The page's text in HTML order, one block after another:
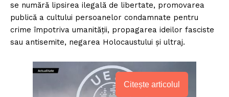
se numără lipsirea ilegală de libertate, promovarea
publică a cultului persoanelor condamnate pentru
crime împotriva umanității, propagarea ideilor fasciste
sau antisemite, negarea Holocaustului și ultraj.
Citește articolul